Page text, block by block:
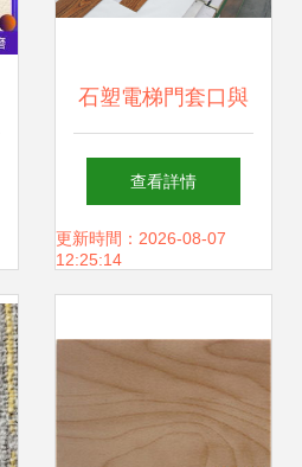
石塑電梯門套口與
石塑地板 現代建筑
裝飾的實用與美學
查看詳情
更新時間：2026-08-07
12:25:14